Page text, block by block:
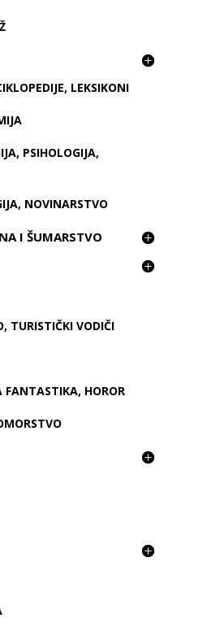
LEKSIKONI
PSIHOLOGIJA,
NOVINARSTVO
I ŠUMARSTVO
TURISTIČKI VODIČI
FANTASTIKA, HOROR